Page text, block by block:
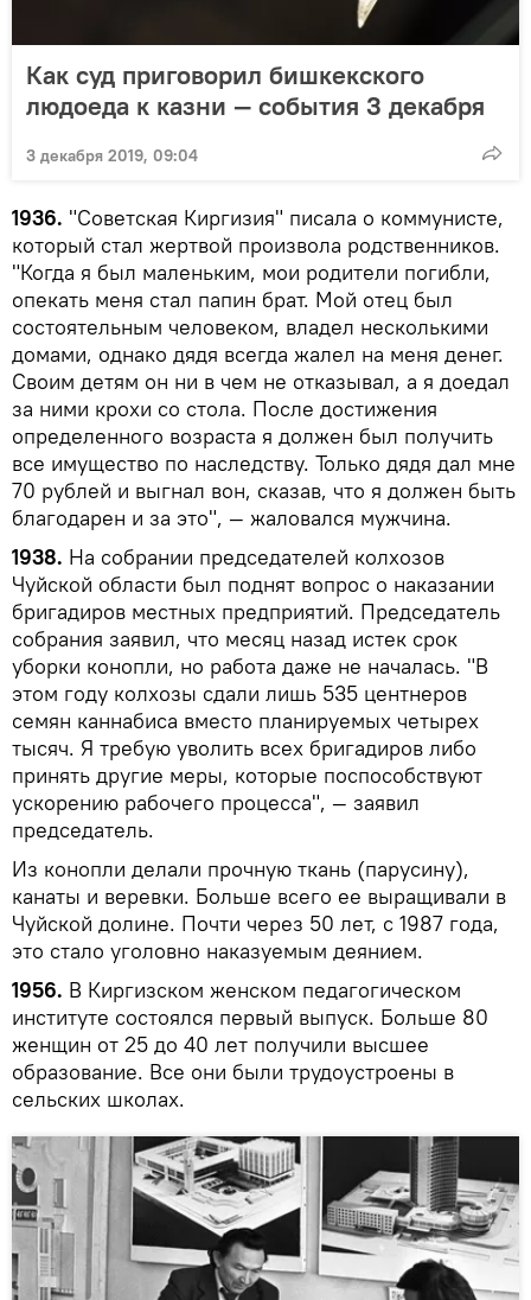
Как суд приговорил бишкекского
людоеда к казни — события 3 декабря
3 декабря 2019, 09:04
1936. "Советская Киргизия" писала о коммунисте,
который стал жертвой произвола родственников.
"Когда я был маленьким, мои родители погибли,
опекать меня стал папин брат. Мой отец был
состоятельным человеком, владел несколькими
домами, однако дядя всегда жалел на меня денег.
Своим детям он ни в чем не отказывал, а я доедал
за ними крохи со стола. После достижения
определенного возраста я должен был получить
все имущество по наследству. Только дядя дал мне
70 рублей и выгнал вон, сказав, что я должен быть
благодарен и за это", — жаловался мужчина.
1938. На собрании председателей колхозов
Чуйской области был поднят вопрос о наказании
бригадиров местных предприятий. Председатель
собрания заявил, что месяц назад истек срок
уборки конопли, но работа даже не началась. "В
этом году колхозы сдали лишь 535 центнеров
семян каннабиса вместо планируемых четырех
тысяч. Я требую уволить всех бригадиров либо
принять другие меры, которые поспособствуют
ускорению рабочего процесса", — заявил
председатель.
Из конопли делали прочную ткань (парусину),
канаты и веревки. Больше всего ее выращивали в
Чуйской долине. Почти через 50 лет, с 1987 года,
это стало уголовно наказуемым деянием.
1956. В Киргизском женском педагогическом
институте состоялся первый выпуск. Больше 80
женщин от 25 до 40 лет получили высшее
образование. Все они были трудоустроены в
сельских школах.